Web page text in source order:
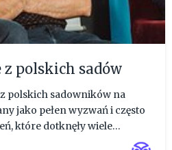
z polskich sadów
polskich sadowników na
jako pełen wyzwań i często
wiele